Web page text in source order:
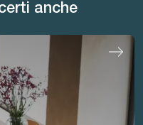
anche